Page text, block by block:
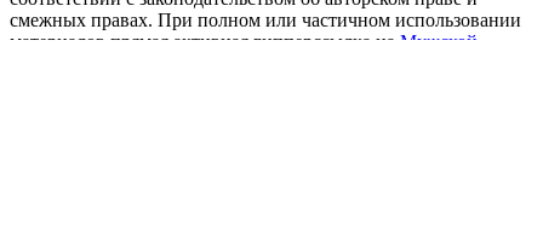
смежных правах. При полном или частичном использовании
материалов прямая активная гипперссылка на Мужской